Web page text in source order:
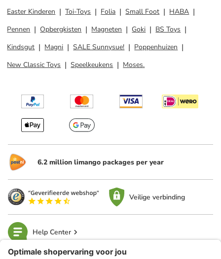
Easter Kinderen
Toi-Toys Folia Small Foot
HABA
Pennen
Opbergkisten Magneten Goki
BS Toys
Kindsgut
Magni SALE Sunnysue!
Poppenhuizen
New Classic Toys
Speelkeukens Moses.
6.2 million limango packages per year
Veilige verbinding
Help Center